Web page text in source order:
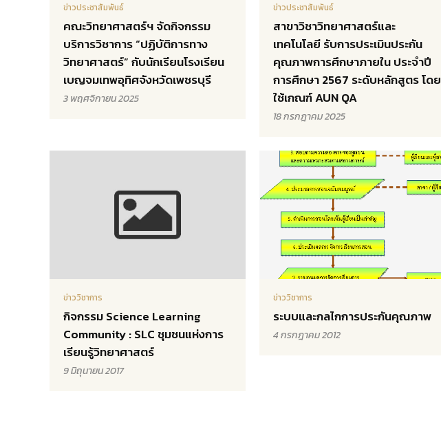
ข่าวประชาสัมพันธ์
คณะวิทยาศาสตร์ฯ จัดกิจกรรม
บริการวิชาการ “ปฏิบัติการทาง
วิทยาศาสตร์” กับนักเรียนโรงเรียน
เบญจมเทพอุทิศจังหวัดเพชรบุรี
3 พฤศจิกายน 2025
ข่าวประชาสัมพันธ์
สาขาวิชาวิทยาศาสตร์และ
เทคโนโลยี รับการประเมินประกัน
คุณภาพการศึกษาภายใน ประจำปี
การศึกษา 2567 ระดับหลักสูตร โดย
ใช้เกณฑ์ AUN QA
18 กรกฎาคม 2025
ข่าววิชาการ
กิจกรรม Science Learning
Community : SLC ชุมชนแห่งการ
เรียนรู้วิทยาศาสตร์
9 มิถุนายน 2017
ข่าววิชาการ
ระบบและกลไกการประกันคุณภาพ
4 กรกฎาคม 2012